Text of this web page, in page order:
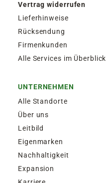
Vertrag widerrufen
Lieferhinweise
Rücksendung
Firmenkunden
Alle Services im Überblick
UNTERNEHMEN
Alle Standorte
Über uns
Leitbild
Eigenmarken
Nachhaltigkeit
Expansion